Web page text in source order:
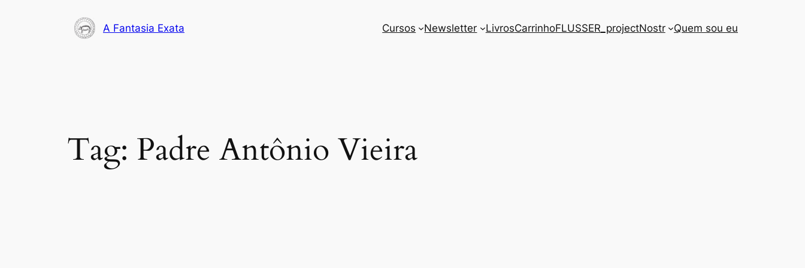
A Fantasia Exata Cursos Newsletter LivrosCarrinhoFLUSSER_projectNostr Quem sou eu
Tag: Padre Antônio Vieira